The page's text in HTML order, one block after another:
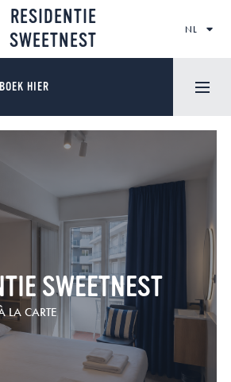
RESIDENTIE
SWEETNEST
NL
BOEK HIER
SWEETNEST
LA CARTE